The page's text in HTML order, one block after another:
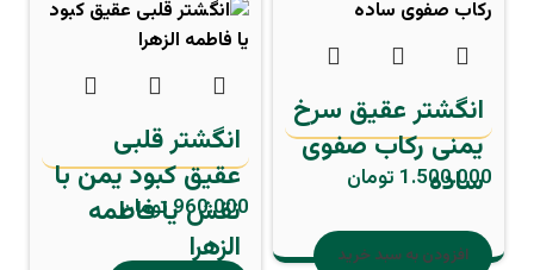
انگشتر عقیق سرخ
یمنی رکاب صفوی
ساده
1.500.000 تومان
افزودن به سبد خرید
انگشتر قلبی
عقیق کبود یمن با
نقش یا فاطمه
الزهرا
960.000تومان